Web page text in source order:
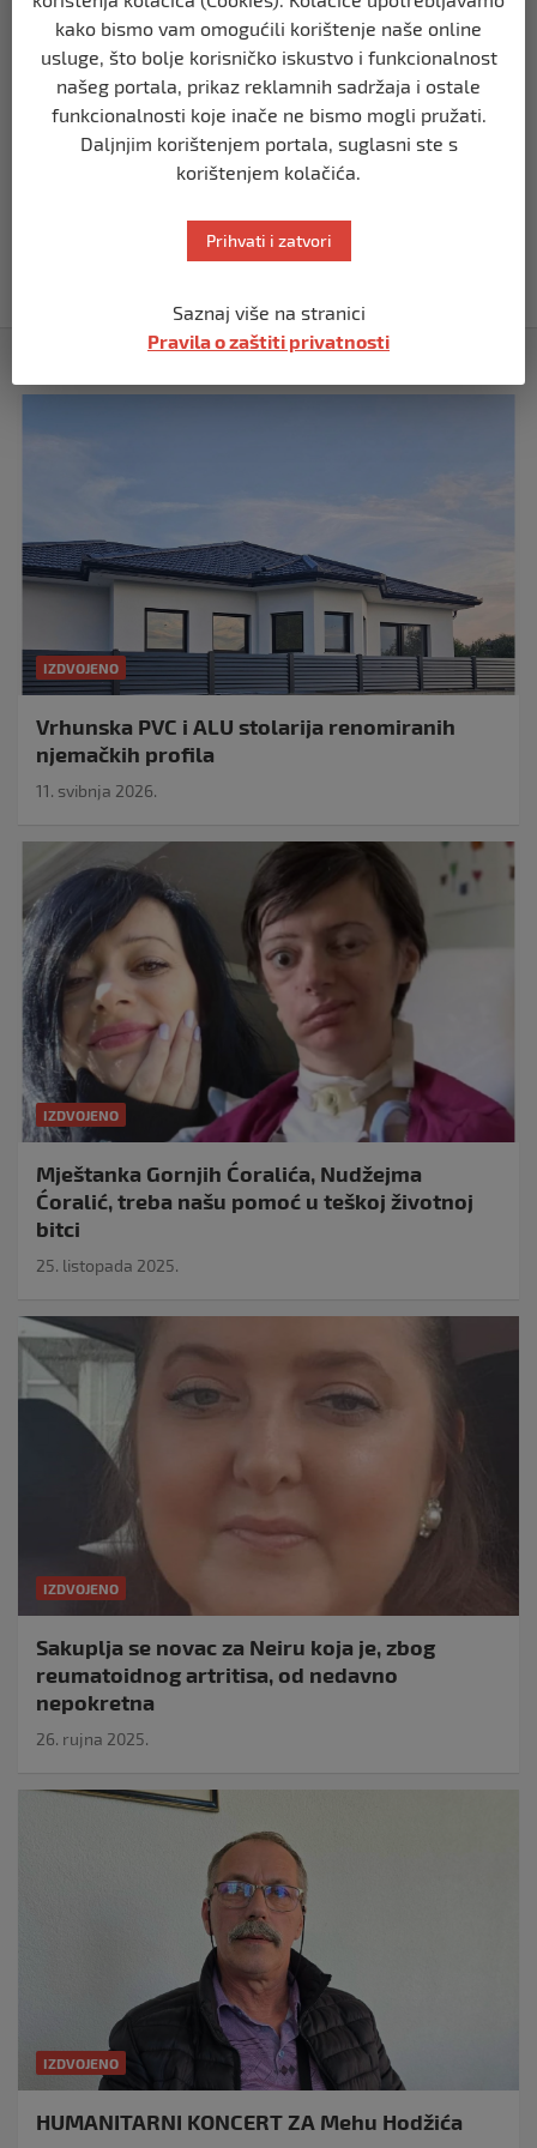
BIH
Demantij Federalnog ministarstva
unutrašnjih poslova
prije 5 mjeseci
Akcija SIPA-e: Pretresaju se stambeni i
pomoćni objekti
IZDVOJENO
Vrhunska PVC i ALU stolarija renomiranih
njemačkih profila
11. svibnja 2026.
IZDVOJENO
Mještanka Gornjih Ćoralića, Nudžejma
Ćoralić, treba našu pomoć u teškoj životnoj
bitci
25. listopada 2025.
IZDVOJENO
Sakuplja se novac za Neiru koja je, zbog
reumatoidnog artritisa, od nedavno
nepokretna
26. rujna 2025.
IZDVOJENO
HUMANITARNI KONCERT ZA Mehu Hodžića
kako bismo vam omogućili korištenje naše online
usluge, što bolje korisničko iskustvo i funkcionalnost
našeg portala, prikaz reklamnih sadržaja i ostale
funkcionalnosti koje inače ne bismo mogli pružati.
Daljnjim korištenjem portala, suglasni ste s
korištenjem kolačića.
Prihvati i zatvori
Saznaj više na stranici
Pravila o zaštiti privatnosti